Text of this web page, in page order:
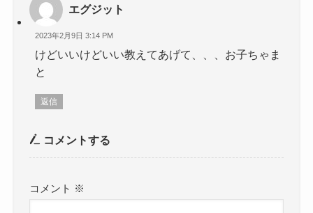
エグジット
2023年2月9日 3:14 PM
けどいいけどいい教えてあげて、、、お子ちゃま
と
返信
コメントする
コメント ※